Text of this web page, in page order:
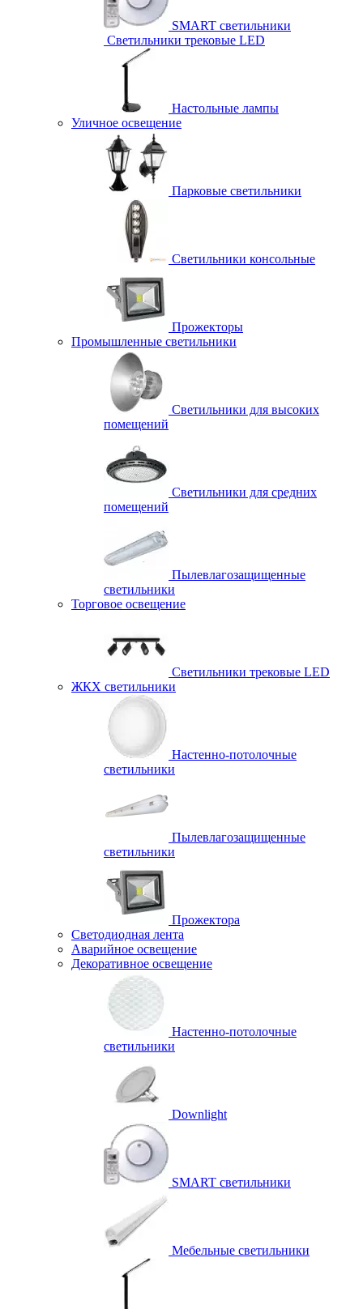
SMART светильники
Светильники трековые LED
Настольные лампы
Уличное освещение
Парковые светильники
Светильники консольные
Прожекторы
Промышленные светильники
Светильники для высоких
помещений
Светильники для средних
помещений
Пылевлагозащищенные
светильники
Торговое освещение
Светильники трековые LED
ЖКХ светильники
Настенно-потолочные
светильники
Пылевлагозащищенные
светильники
Прожектора
Светодиодная лента
Аварийное освещение
Декоративное освещение
Настенно-потолочные
светильники
Downlight
SMART светильники
Мебельные светильники